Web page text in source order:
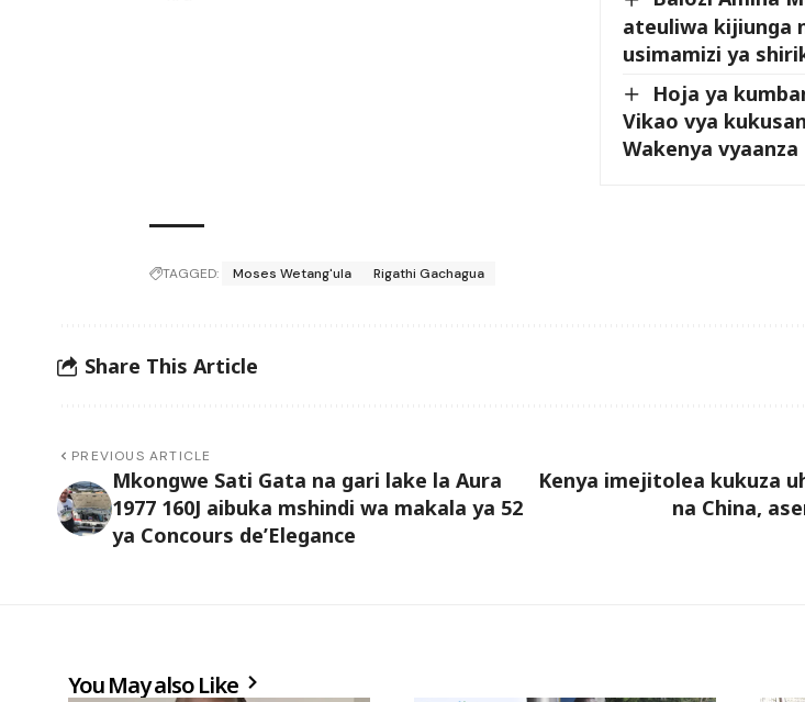
ateuliwa kijiunga
usimamizi ya
Hoja ya
Vikao vya
Wakenya vyaanza
TAGGED: Moses Wetang'ula Rigathi Gachagua
Share This Article
PREVIOUS ARTICLE
Mkongwe Sati Gata na gari lake la Aura
1977 160J aibuka mshindi wa makala ya 52
ya Concours de’Elegance
Kenya imejitolea kukuza
na China,
You May also Like